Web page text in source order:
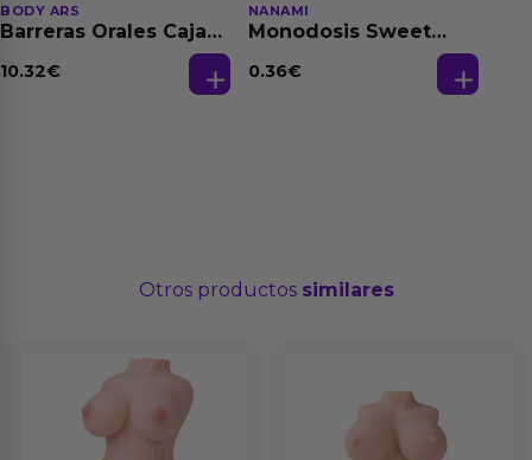
BODY ARS
Barreras Orales Caja
10.32€
NANAMI
Monodosis Sweet
Base Agua 4 ml
0.36€
Otros productos similares